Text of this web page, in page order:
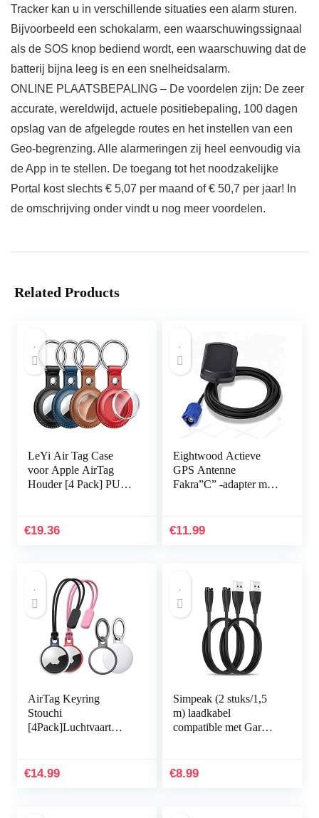
Tracker kan u in verschillende situaties een alarm sturen.
Bijvoorbeeld een schokalarm, een waarschuwingssignaal
als de SOS knop bediend wordt, een waarschuwing dat de
batterij bijna leeg is en een snelheidsalarm.
ONLINE PLAATSBEPALING – De voordelen zijn: De zeer
accurate, wereldwijd, actuele positiebepaling, 100 dagen
opslag van de afgelegde routes en het instellen van een
Geo-begrenzing. Alle alarmeringen zij heel eenvoudig via
de App in te stellen. De toegang tot het noodzakelijke
Portal kost slechts € 5,07 per maand of € 50,7 per jaar! In
de omschrijving onder vindt u nog meer voordelen.
Related Products
LeYi Air Tag Case
voor Apple AirTag
Houder [4 Pack] PU
AirTag Sleutelhanger
€19.36
Eightwood Actieve
GPS Antenne
Fakra”C” -adapter met
Antenne voor GPS
Ontvangers Auto DVR
GPS Module Tracking
Antenna
€11.99
AirTag Keyring
Stouchi
[4Pack]Luchtvaart
met twee sleutelhangers
€14.99
Simpeak (2 stuks/1,5
m) laadkabel
compatible met Garmin
Forerunner 245,
€8.99